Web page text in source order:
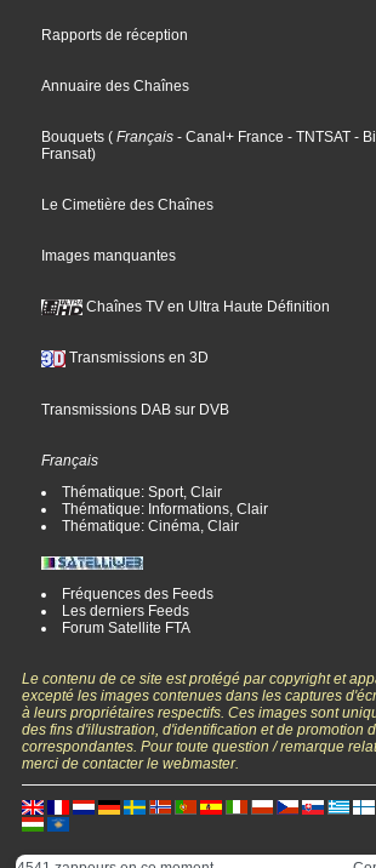
Rapports de réception
Annuaire des Chaînes
Bouquets ( Français - Canal+ France - TNTSAT -
Fransat)
Le Cimetière des Chaînes
Images manquantes
Chaînes TV en Ultra Haute Définition
Transmissions en 3D
Transmissions DAB sur DVB
Français
Thématique: Sport, Clair
Thématique: Informations, Clair
Thématique: Cinéma, Clair
Fréquences des Feeds
Les derniers Feeds
Forum Satellite FTA
Le contenu de ce site est protégé par copyright et
excepté les images contenues dans les captures
à leurs propriétaires respectifs. Ces images sont
des fins d'illustration, d'identification et de promotion
correspondantes. Pour toute question / remarque
merci de contacter le webmaster.